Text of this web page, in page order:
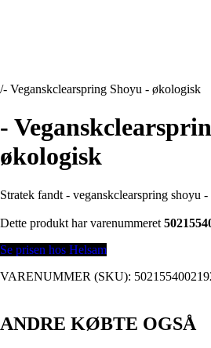
/- Veganskclearspring Shoyu - økologisk
-
økologisk
Stratek fandt - veganskclearspring shoyu
Dette produkt har varenummeret
Se prisen hos Helsam
VARENUMMER (SKU):
ANDRE KØBTE OGSÅ